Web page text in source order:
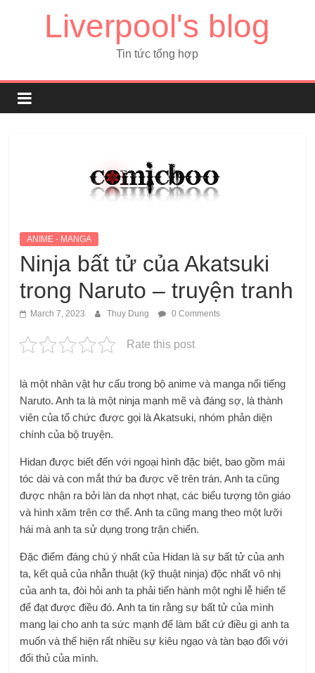
Liverpool's blog
Tin tức tổng hợp
ANIME - MANGA
Ninja bất tử của Akatsuki
trong Naruto – truyện tranh
March 7, 2023 Thuy Dung 0 Comments
Rate this post
là một nhân vật hư cấu trong bộ anime và manga nổi tiếng
Naruto. Anh ta là một ninja mạnh mẽ và đáng sợ, là thành
viên của tổ chức được gọi là Akatsuki, nhóm phản diện
chính của bộ truyện.
Hidan được biết đến với ngoại hình đặc biệt, bao gồm mái
tóc dài và con mắt thứ ba được vẽ trên trán. Anh ta cũng
được nhận ra bởi làn da nhợt nhạt, các biểu tượng tôn giáo
và hình xăm trên cơ thể. Anh ta cũng mang theo một lưỡi
hái mà anh ta sử dụng trong trận chiến.
Đặc điểm đáng chú ý nhất của Hidan là sự bất tử của anh
ta, kết quả của nhẫn thuật (kỹ thuật ninja) độc nhất vô nhị
của anh ta, đòi hỏi anh ta phải tiến hành một nghi lễ hiến tế
để đạt được điều đó. Anh ta tin rằng sự bất tử của mình
mang lại cho anh ta sức mạnh để làm bất cứ điều gì anh ta
muốn và thể hiện rất nhiều sự kiêu ngạo và tàn bạo đối với
đối thủ của mình.